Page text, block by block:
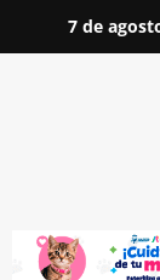
7 de